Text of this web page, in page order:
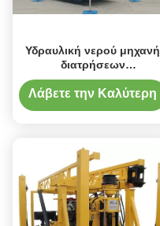
Υδραυλική νερού μηχανή
διατρήσεων
αντιολισθητικών αλυσίδων
φρεατίων υδραυλική
Λάβετε την Καλύτερη